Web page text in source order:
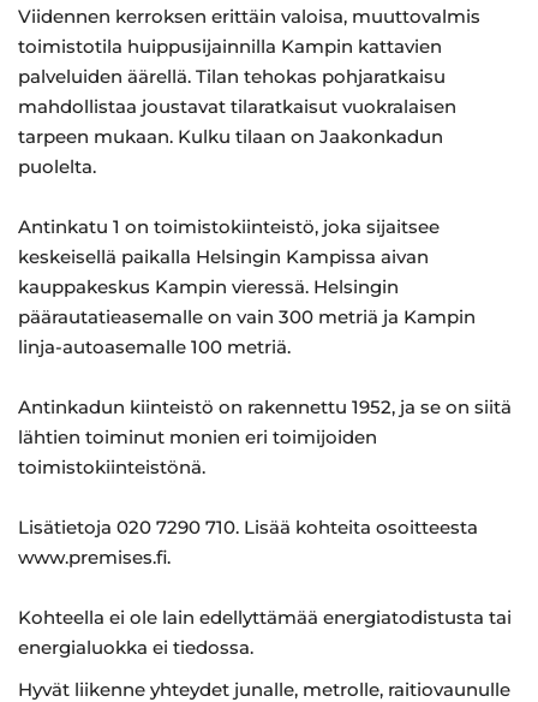
Viidennen kerroksen erittäin valoisa, muuttovalmis
toimistotila huippusijainnilla Kampin kattavien
palveluiden äärellä. Tilan tehokas pohjaratkaisu
mahdollistaa joustavat tilaratkaisut vuokralaisen
tarpeen mukaan. Kulku tilaan on Jaakonkadun
puolelta.
Antinkatu 1 on toimistokiinteistö, joka sijaitsee
keskeisellä paikalla Helsingin Kampissa aivan
kauppakeskus Kampin vieressä. Helsingin
päärautatieasemalle on vain 300 metriä ja Kampin
linja-autoasemalle 100 metriä.
Antinkadun kiinteistö on rakennettu 1952, ja se on siitä
lähtien toiminut monien eri toimijoiden
toimistokiinteistönä.
Lisätietoja 020 7290 710. Lisää kohteita osoitteesta
www.premises.fi.
Kohteella ei ole lain edellyttämää energiatodistusta tai
energialuokka ei tiedossa.
Hyvät liikenne yhteydet junalle, metrolle, raitiovaunulle